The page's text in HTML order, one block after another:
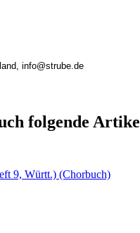
info@strube.de
folgende
9, Württ.) (Chorbuch)